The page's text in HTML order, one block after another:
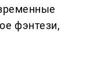
фэнтези,